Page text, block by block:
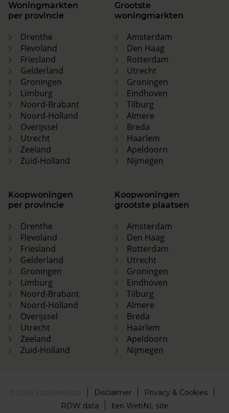
Woningmarkten
per provincie
Drenthe
Flevoland
Friesland
Gelderland
Groningen
Limburg
Noord-Brabant
Noord-Holland
Overijssel
Utrecht
Zeeland
Zuid-Holland
Grootste
woningmarkten
Amsterdam
Den Haag
Rotterdam
Utrecht
Groningen
Eindhoven
Tilburg
Almere
Breda
Haarlem
Apeldoorn
Nijmegen
Koopwoningen
per provincie
Drenthe
Flevoland
Friesland
Gelderland
Groningen
Limburg
Noord-Brabant
Noord-Holland
Overijssel
Utrecht
Zeeland
Zuid-Holland
Koopwoningen
grootste plaatsen
Amsterdam
Den Haag
Rotterdam
Utrecht
Groningen
Eindhoven
Tilburg
Almere
Breda
Haarlem
Apeldoorn
Nijmegen
Disclaimer
Privacy & Cookies
RDW data
Een WebNL site